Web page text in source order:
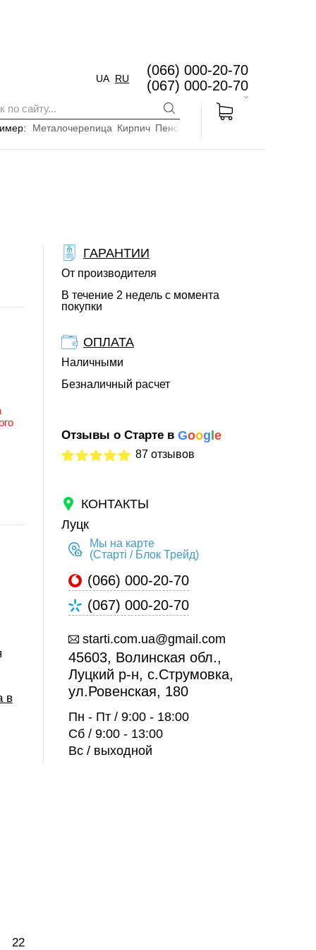
Металочерепица Кирпич Пенопласт
(066) 000-20-70
(067) 000-20-70
UA RU
в
22
ГАРАНТИИ
От производителя
В течение 2 недель с момента
покупки
ОПЛАТА
Наличными
Безналичный расчет
Отзывы о Старте в Goog e
87 отзывов
КОНТАКТЫ
Луцк
Мы на карте
(Старті / Блок Трейд)
(066) 000-20-70
(067) 000-20-70
starti.com.ua@gmail.com
45603, Волинская обл.,
Луцкий р-н, с.Струмовка,
ул.Ровенская, 180
Пн - Пт / 9:00 - 18:00
Сб / 9:00 - 13:00
Вс / выходной